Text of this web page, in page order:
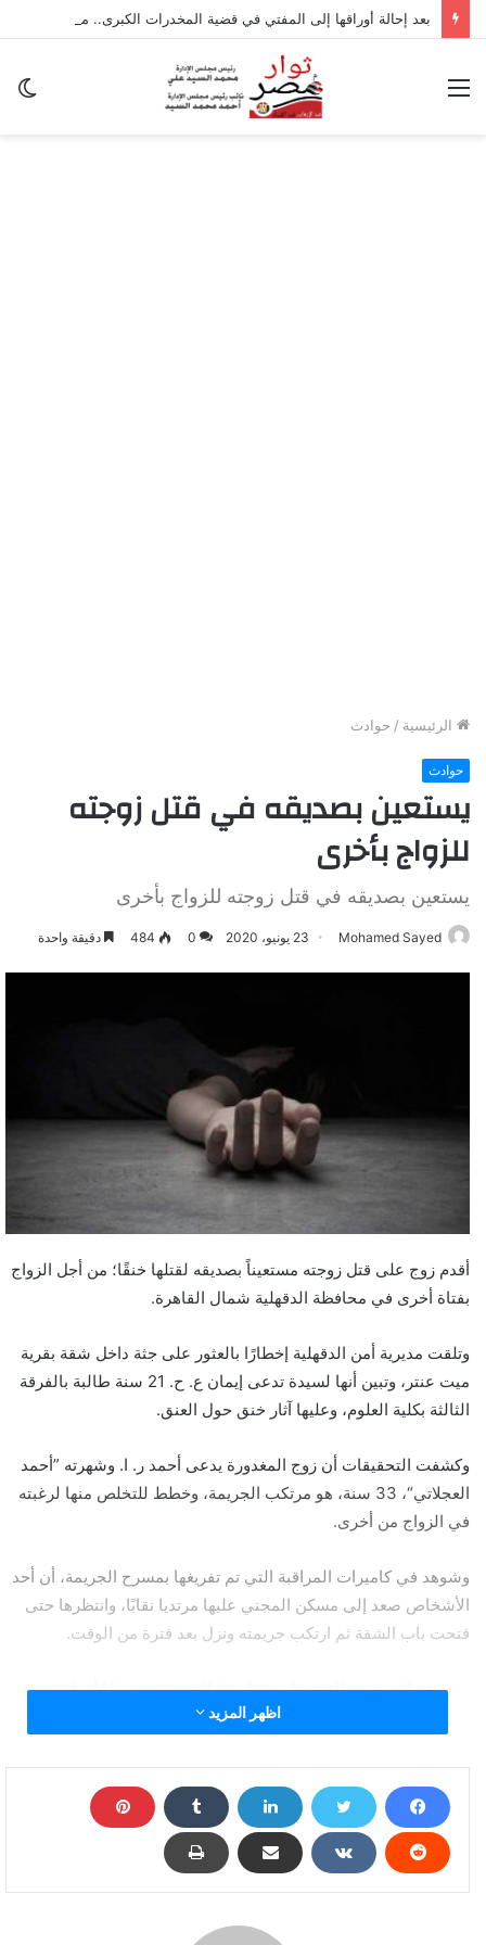
القائمة
الرئيسية / حوادث
حوادث
يستعين بصديقه في قتل زوجته
للزواج بأخرى
يستعين بصديقه في قتل زوجته للزواج بأخرى
Mohamed Sayed 23 يونيو، 2020 0
484 دقيقة واحدة
أقدم زوج على قتل زوجته مستعيناً بصديقه لقتلها خنقًا؛ من أجل الزواج
بفتاة أخرى في محافظة الدقهلية شمال القاهرة.
وتلقت مديرية أمن الدقهلية إخطارًا بالعثور على جثة داخل شقة بقرية
ميت عنتر، وتبين أنها لسيدة تدعى إيمان ع. ح. 21 سنة طالبة بالفرقة
الثالثة بكلية العلوم، وعليها آثار خنق حول العنق.
وكشفت التحقيقات أن زوج المغدورة يدعى أحمد ر. ا. وشهرته ”أحمد
العجلاتي“، 33 سنة، هو مرتكب الجريمة، وخطط للتخلص منها لرغبته
في الزواج من أخرى.
وشوهد في كاميرات المراقبة التي تم تفريغها بمسرح الجريمة، أن أحد
الأشخاص صعد إلى مسكن المجني عليها مرتديا نقابًا، وانتظرها حتى
فتحت باب الشقة ثم ارتكب جريمته ونزل بعد فترة من الوقت.
واعترف الزوج في التحقيقات بتفاصيل الجريمة، موضحًا أنه اتفق مع
صديقه على التخلص من زوجته، وخططا أن تكون الحادثة جريمة
وتمكنت الشرطة من ضبط المتهم الثاني، وتحرر محضر بالواقعة،
وأمرت النيابة العامة بحبسهما 4 أيام على ذمة التحقيقات.
اظهر المزيد